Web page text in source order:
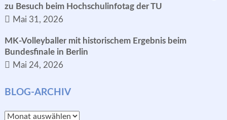
zu Besuch beim Hochschulinfotag der TU
Mai 31, 2026
MK-Volleyballer mit historischem Ergebnis beim
Bundesfinale in Berlin
Mai 24, 2026
BLOG-ARCHIV
Blog-